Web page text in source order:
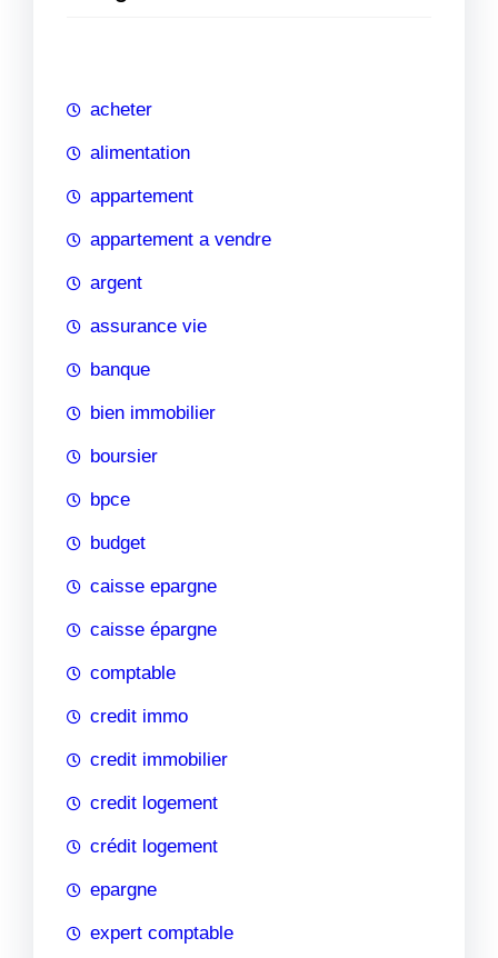
h
acheter
alimentation
appartement
appartement a vendre
argent
assurance vie
banque
bien immobilier
boursier
bpce
budget
caisse epargne
caisse épargne
comptable
credit immo
credit immobilier
credit logement
crédit logement
epargne
expert comptable